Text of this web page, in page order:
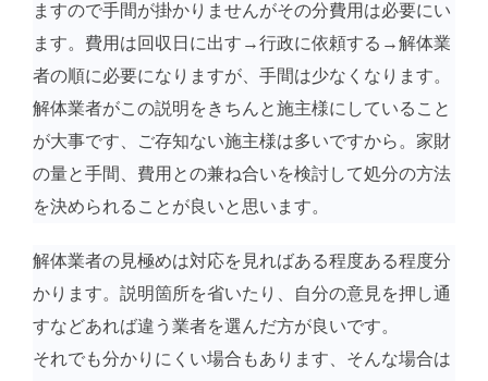
ますので手間が掛かりませんがその分費用は必要にい
ます。費用は回収日に出す→行政に依頼する→解体業
者の順に必要になりますが、手間は少なくなります。
解体業者がこの説明をきちんと施主様にしていること
が大事です、ご存知ない施主様は多いですから。家財
の量と手間、費用との兼ね合いを検討して処分の方法
を決められることが良いと思います。
解体業者の見極めは対応を見ればある程度ある程度分
かります。説明箇所を省いたり、自分の意見を押し通
すなどあれば違う業者を選んだ方が良いです。
それでも分かりにくい場合もあります、そんな場合は